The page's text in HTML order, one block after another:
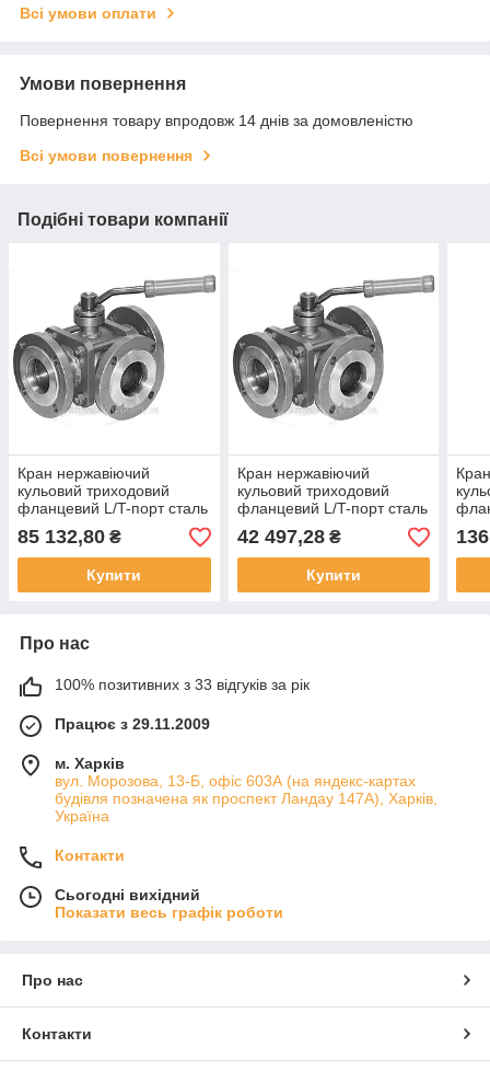
Всі умови оплати
Умови повернення
Повернення товару впродовж 14 днів за домовленістю
Всі умови повернення
Подібні товари компанії
Кран нержавіючий
кульовий триходовий
фланцевий L/T-порт сталь
85 132,80 ₴
Купити
Кран нержавіючий
кульовий триходовий
фланцевий L/T-порт сталь
42 497,28₴
Купити
Про нас
100% позитивних з 33 відгуків за рік
Працює з 29.11.2009
м. Харків
вул. Морозова, 13-Б, офіс 603А (на яндекс-картах
будівля позначена як проспект Ландау 147А), Харків,
Україна
Контакти
Сьогодні вихідний
Показати весь графік роботи
Про нас
Контакти